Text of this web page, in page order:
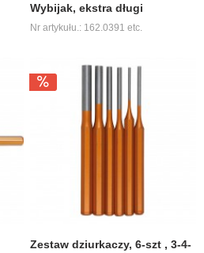
Wybijak, ekstra długi
Nr artykułu.: 162.0391 etc.
Zestaw dziurkaczy, 6-szt , 3-4-